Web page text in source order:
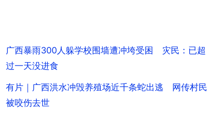
广西暴雨300人躲学校围墙遭冲垮受困 灾民：已超
过一天没进食
有片｜广西洪水冲毁养殖场近千条蛇出逃 网传村民
被咬伤去世